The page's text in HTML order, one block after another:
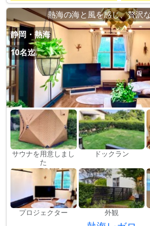
熱海の海と風を感じ、贅沢
静岡・熱海
10名迄
サウナを用意しまし
た
ドックラン
プロジェクター 外観